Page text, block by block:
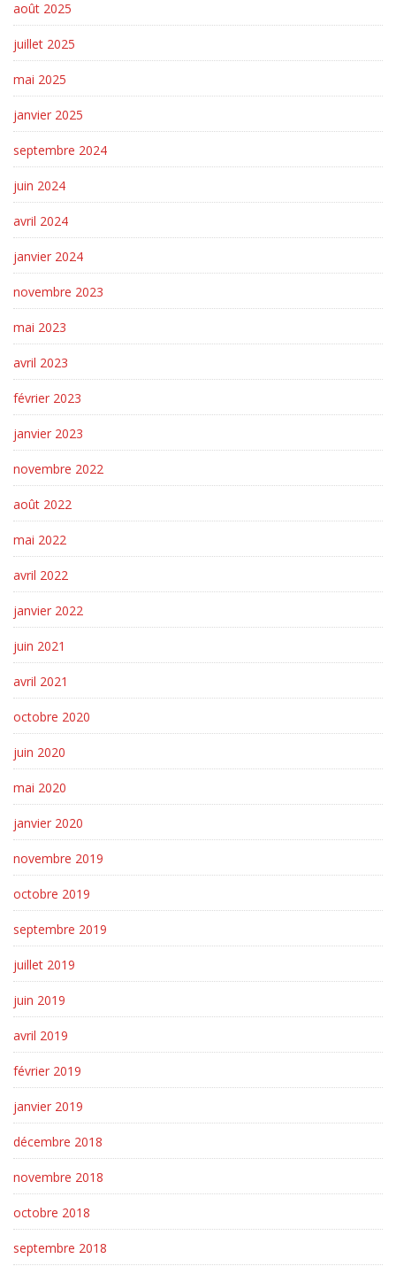
août 2025
juillet 2025
mai 2025
janvier 2025
septembre 2024
juin 2024
avril 2024
janvier 2024
novembre 2023
mai 2023
avril 2023
février 2023
janvier 2023
novembre 2022
août 2022
mai 2022
avril 2022
janvier 2022
juin 2021
avril 2021
octobre 2020
juin 2020
mai 2020
janvier 2020
novembre 2019
octobre 2019
septembre 2019
juillet 2019
juin 2019
avril 2019
février 2019
janvier 2019
décembre 2018
novembre 2018
octobre 2018
septembre 2018